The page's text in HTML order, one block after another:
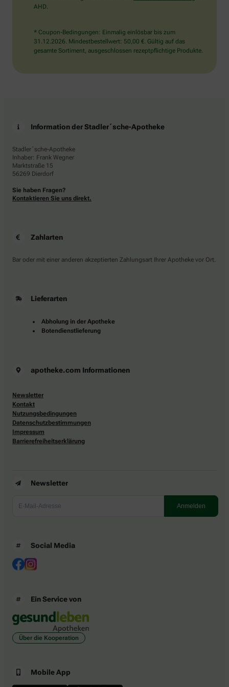
AHD.
* Coupon-Bedingungen: Einmalig einlösbar bis zum
31.12.2026. Mindestbestellwert: 50,00 €. Gültig auf das
gesamte Sortiment, ausgeschlossen rezeptpflichtige Produkte.
Information der Stadler´sche-Apotheke
Stadler´sche-Apotheke
Inhaber: Frank Wegner
Marktstraße 15
56269 Dierdorf
Sie haben Fragen?
Kontaktieren Sie uns direkt.
Zahlarten
Bar oder mit einer anderen akzeptierten Zahlungsart Ihrer Apotheke vor Ort.
Lieferarten
Abholung in der Apotheke
Botendienstlieferung
apotheke.com Informationen
Newsletter
Kontakt
Nutzungsbedingungen
Datenschutzbestimmungen
Impressum
Barrierefreiheitserklärung
Newsletter
Social Media
Ein Service von
Über die Kooperation
Mobile App